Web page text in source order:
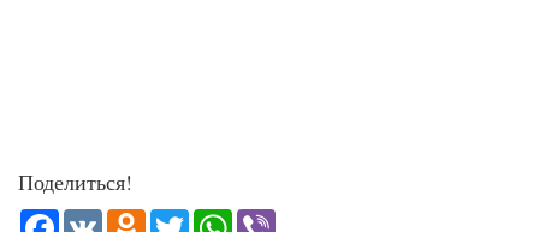
Поделиться!
Facebook
VK Odnoklassniki
TwitterWhatsApp